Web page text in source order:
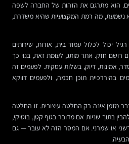
הוא מתרגם את הזהות של החברה לשפה
נשמעת, מה רמת המקצועיות שהיא משדרת,
יכול לכלול עמוד בית, אודות, שירותים
רושם חזק. אתר מותג, לעומת זאת, בנוי כך
אמינות, דיוק, בשלות עסקית. לפעמים זה
בהיררכיית תוכן חכמה, ולפעמים דווקא
מזמן אינה רק החלטה עיצובית. זו החלטה
בתוך שניות אם מדובר בגוף קטן, בוטיקי,
חדשני או שמרני. אם המסר הזה לא עובר — גם